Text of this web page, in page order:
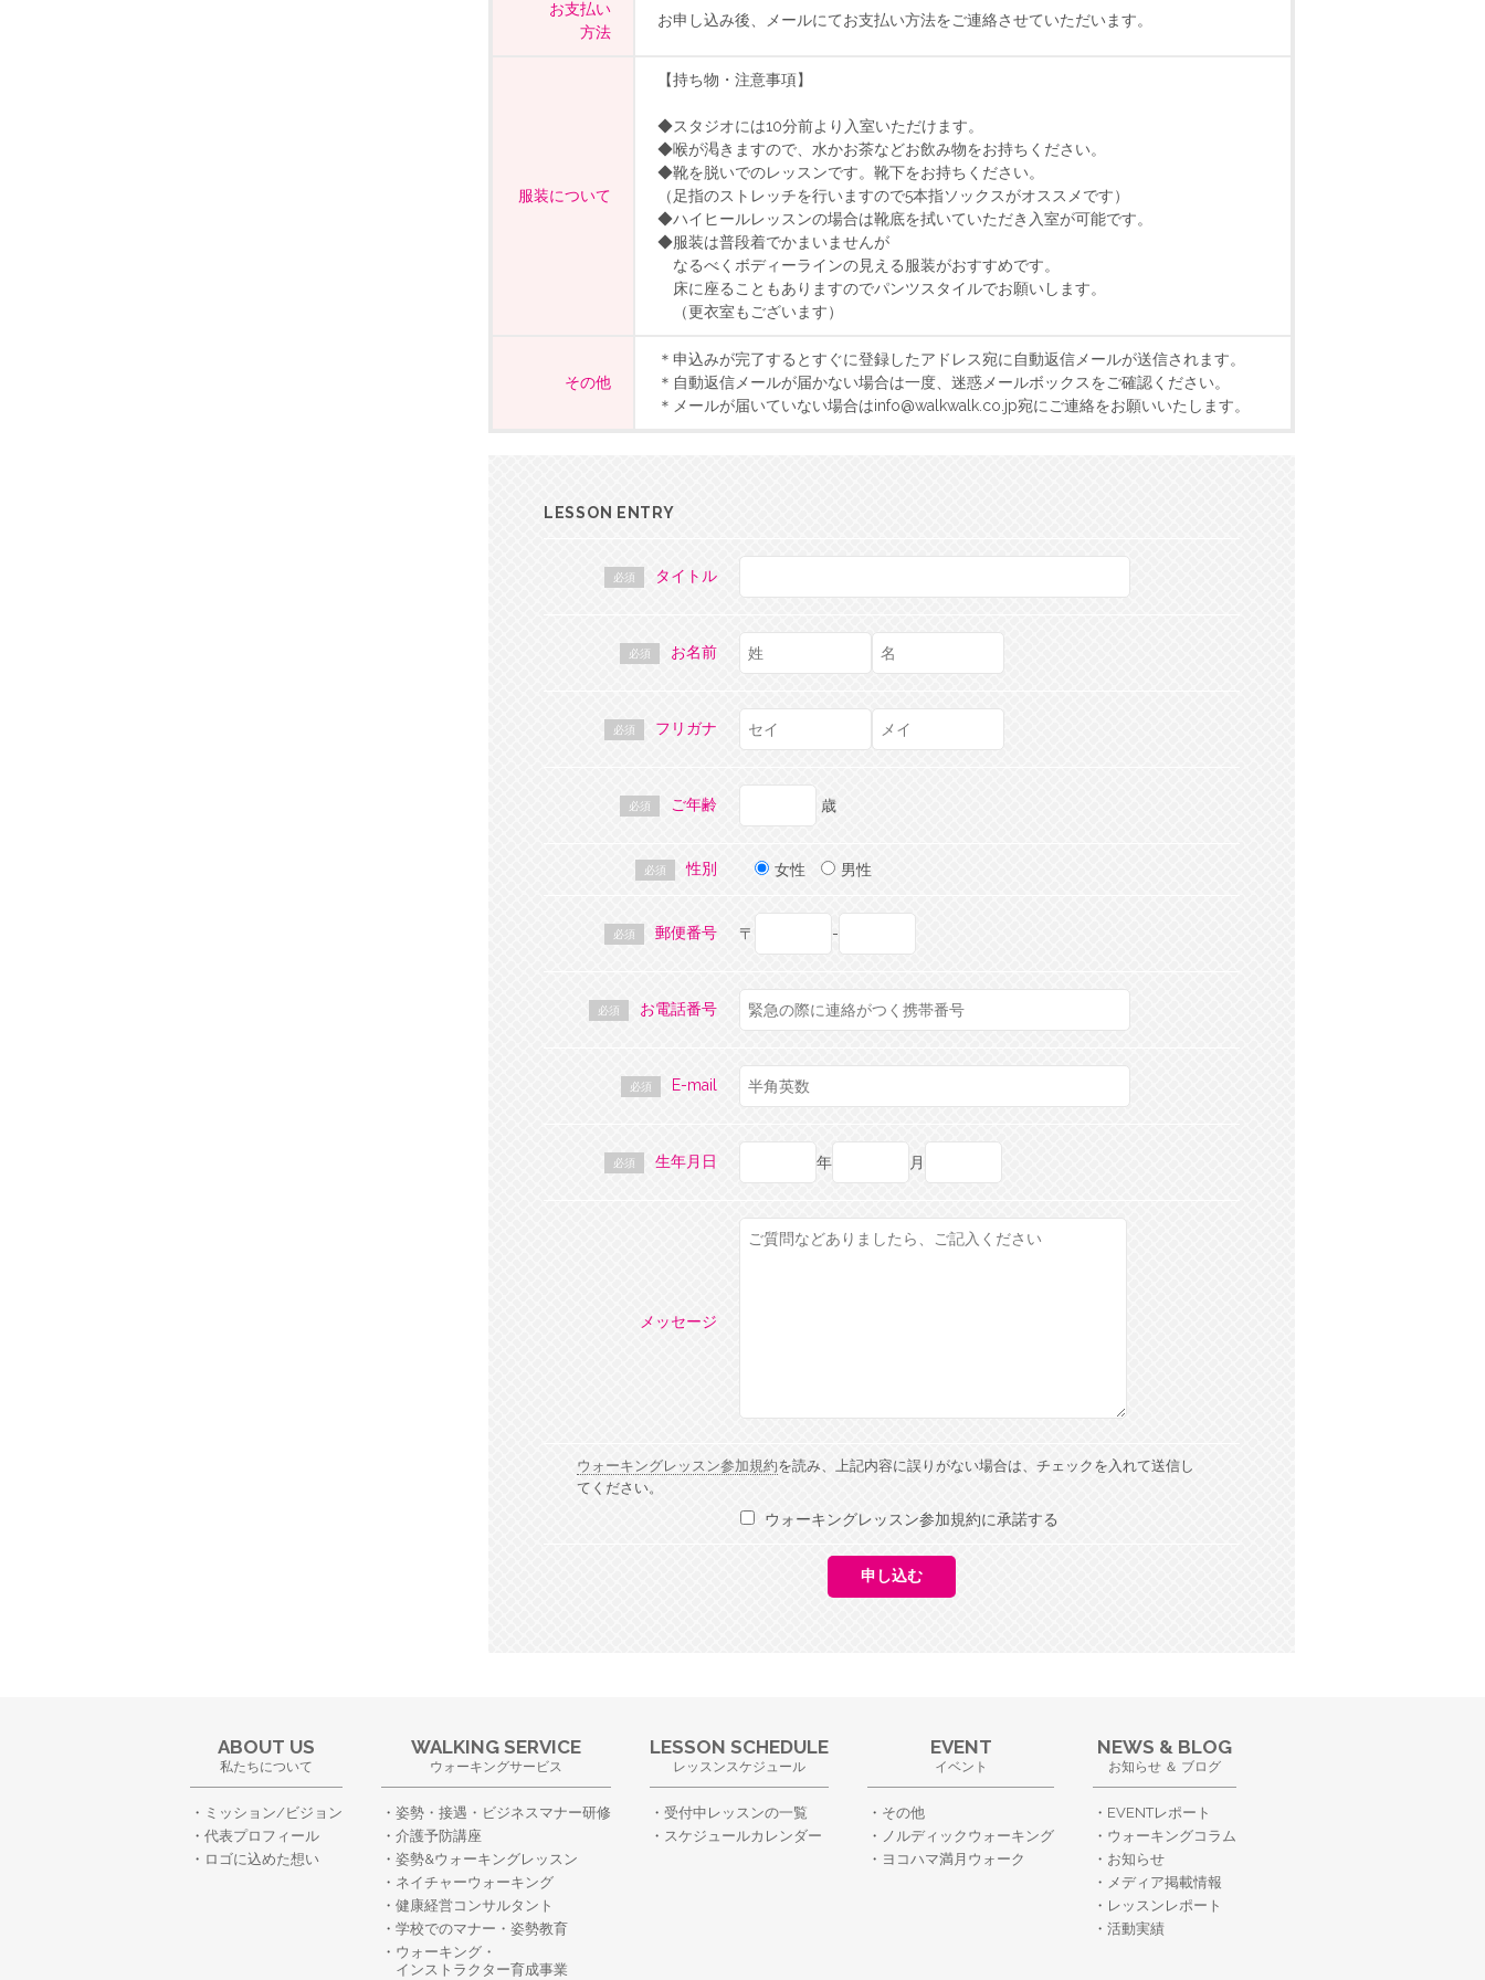
お支払い
方法
お申し込み後、メールにてお支払い方法をご連絡させていただいます。
服装について
【持ち物・注意事項】
◆スタジオには10分前より入室いただけます。
◆喉が渇きますので、水かお茶などお飲み物をお持ちください。
◆靴を脱いでのレッスンです。靴下をお持ちください。
（足指のストレッチを行いますので5本指ソックスがオススメです）
◆ハイヒールレッスンの場合は靴底を拭いていただき入室が可能です。
◆服装は普段着でかまいませんが
なるべくボディーラインの見える服装がおすすめです。
床に座ることもありますのでパンツスタイルでお願いします。
（更衣室もございます）
その他
＊申込みが完了するとすぐに登録したアドレス宛に自動返信メールが送信されます。
＊自動返信メールが届かない場合は一度、迷惑メールボックスをご確認ください。
＊メールが届いていない場合はinfo@walkwalk.co.jp宛にご連絡をお願いいたします。
LESSON ENTRY
必須 タイトル
必須 お名前
必須 フリガナ
必須 ご年齢 歳
必須 性別 女性 男性
必須 郵便番号 〒 -
必須 お電話番号
必須 E-mail
必須 生年月日 年 月
メッセージ
ウォーキングレッスン参加規約を読み、上記内容に誤りがない場合は、チェックを入れて送信し
てください。
ウォーキングレッスン参加規約に承諾する
ABOUT US
私たちについて
ミッション/ビジョン
代表プロフィール
ロゴに込めた想い
WALKING SERVICE
ウォーキングサービス
姿勢・接遇・ビジネスマナー研修
介護予防講座
姿勢&ウォーキングレッスン
ネイチャーウォーキング
健康経営コンサルタント
学校でのマナー・姿勢教育
ウォーキング・
インストラクター育成事業
LESSON SCHEDULE
レッスンスケジュール
受付中レッスンの一覧
スケジュールカレンダー
EVENT
イベント
その他
ノルディックウォーキング
ヨコハマ満月ウォーク
NEWS & BLOG
お知らせ ＆ ブログ
EVENTレポート
ウォーキングコラム
お知らせ
メディア掲載情報
レッスンレポート
活動実績